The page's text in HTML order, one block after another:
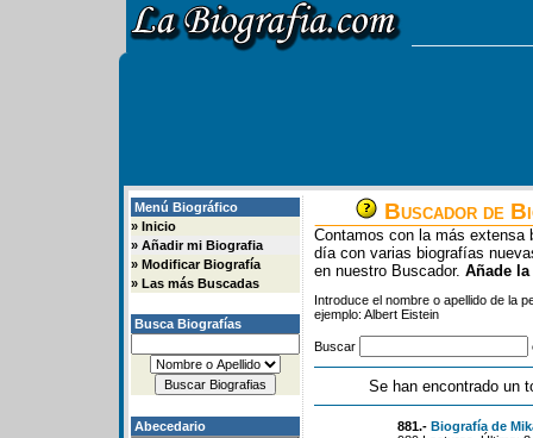
Menú Biográfico
» Inicio
» Añadir mi Biografia
» Modificar Biografía
» Las más Buscadas
Busca Biografías
Abecedario
Buscador de
Contamos con la más extensa
día con varias biografías
en nuestro Buscador. Añade
Introduce el nombre o apellido de la
ejemplo: Albert Eistein
Buscar
Se han encontrado un
881.- Biografía de